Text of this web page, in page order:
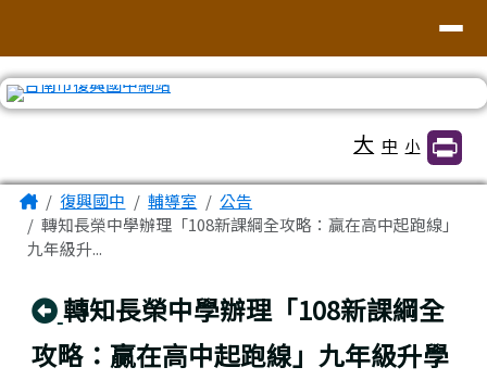
大 中 小
主內容區域
Home復興國中 輔導室
公告
轉知長榮中學辦理「108新課綱全攻略：贏在高中起跑線」
九年級升...
回上頁
轉知長榮中學辦理「108新課綱全
攻略：贏在高中起跑線」九年級升學
頁尾區域